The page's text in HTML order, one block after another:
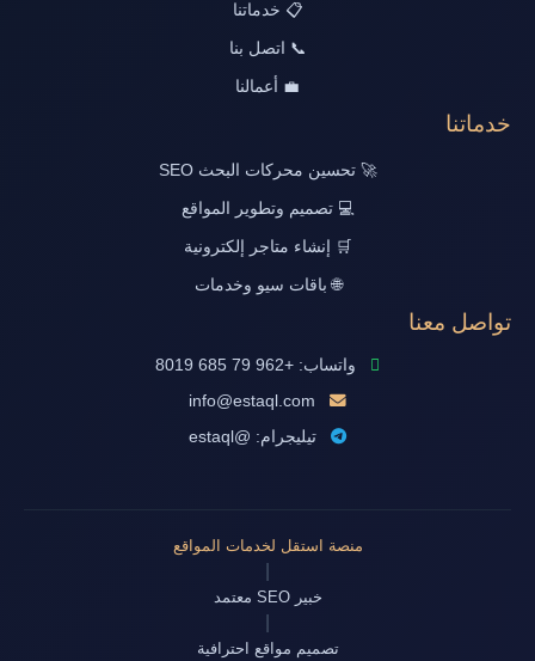
📋 خدماتنا
📞 اتصل بنا
💼 أعمالنا
خدماتنا
🚀 تحسين محركات البحث SEO
💻 تصميم وتطوير المواقع
🛒 إنشاء متاجر إلكترونية
🌐 باقات سيو وخدمات
تواصل معنا
واتساب: +962 79 685 8019
info@estaql.com
تيليجرام: @estaql
منصة استقل لخدمات المواقع
خبير SEO معتمد
تصميم مواقع احترافية